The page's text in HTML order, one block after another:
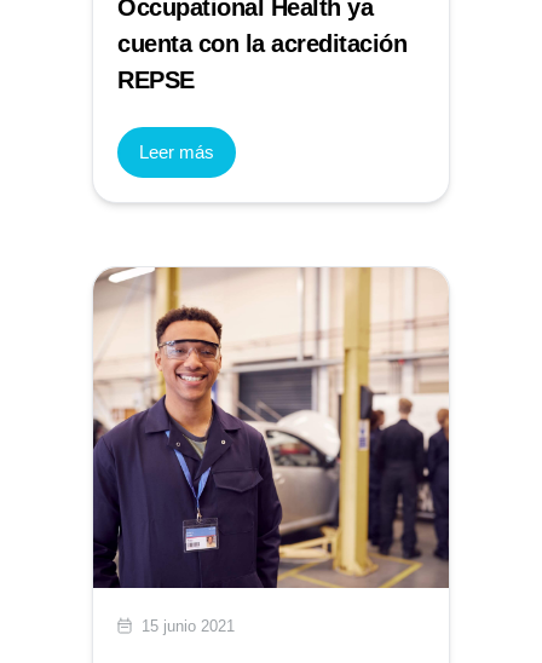
Occupational Health ya
cuenta con la acreditación
REPSE
Leer más
15 junio 2021